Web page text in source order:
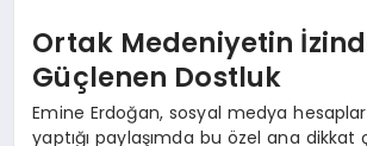
Ortak Medeniyetin
Güçlenen Dostluk
Emine Erdoğan, sosyal medya
yaptığı paylaşımda bu özel ana dikkat